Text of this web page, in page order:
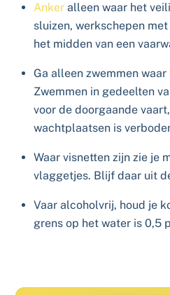
Anker alleen waar het
sluizen, werkschepen
het midden van een
Ga alleen zwemmen
Zwemmen in gedeelten
voor de doorgaande
wachtplaatsen is
Waar visnetten zijn zie je
vlaggetjes. Blijf daar uit
Vaar alcoholvrij, houd je
grens op het water is 0,5